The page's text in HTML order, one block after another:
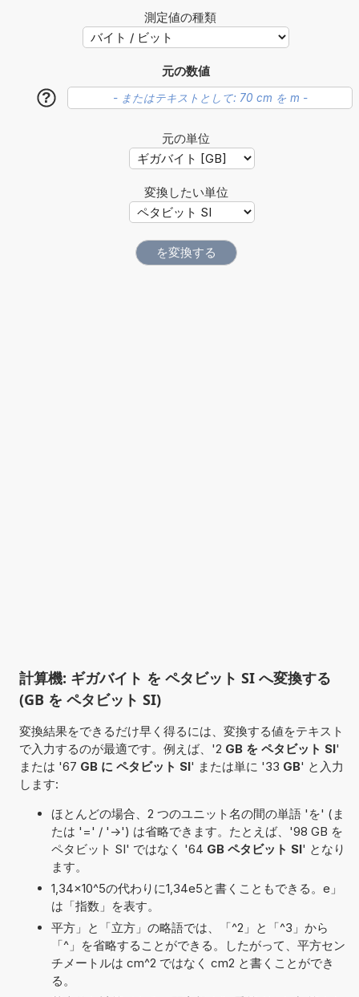
測定値の種類
元の数値
?
元の単位
変換したい単位
計算機: ギガバイト を ペタビット SI へ変換する
(GB を ペタビット SI)
変換結果をできるだけ早く得るには、変換する値をテキスト
で入力するのが最適です。例えば、'2 GB を ペタビット SI'
または '67 GB に ペタビット SI' または単に '33 GB' と入力
します:
ほとんどの場合、2 つのユニット名の間の単語 'を' (ま
たは '=' / '->') は省略できます。たとえば、'98 GB を
ペタビット SI' ではなく '64 GB ペタビット SI' となり
ます。
1,34×10^5の代わりに1,34e5と書くこともできる。e」
は「指数」を表す。
平方」と「立方」の略語では、「^2」と「^3」から
「^」を省略することができる。したがって、平方セン
チメートルは cm^2 ではなく cm2 と書くことができ
る。